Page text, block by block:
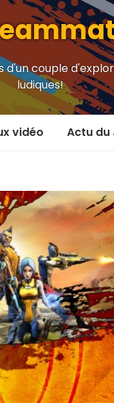
d'un couple
ludiques!
vidéo
en écran partagé
plateforme
Actu du